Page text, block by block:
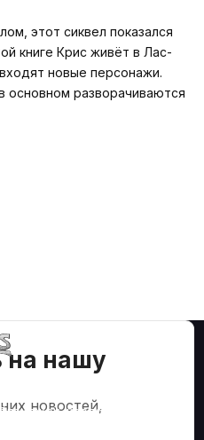
этот сиквел показался
книге Крис живёт в Лас-
новые персонажи.
разворачиваются
на нашу
новостей,
и информация
крэпс, рулетка и